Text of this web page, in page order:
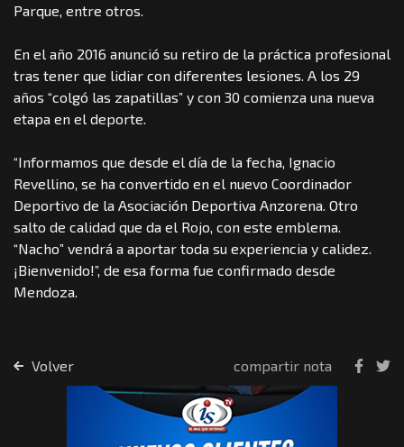
Parque, entre otros.
En el año 2016 anunció su retiro de la práctica profesional
tras tener que lidiar con diferentes lesiones. A los 29
años “colgó las zapatillas” y con 30 comienza una nueva
etapa en el deporte.
“Informamos que desde el día de la fecha, Ignacio
Revellino, se ha convertido en el nuevo Coordinador
Deportivo de la Asociación Deportiva Anzorena. Otro
salto de calidad que da el Rojo, con este emblema.
“Nacho” vendrá a aportar toda su experiencia y calidez.
¡Bienvenido!”, de esa forma fue confirmado desde
Mendoza.
Volver compartir nota